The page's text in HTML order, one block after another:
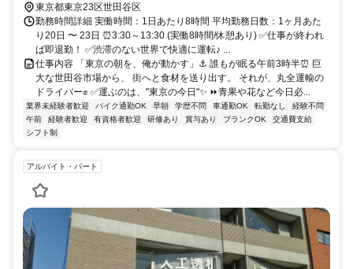
東京都東京23区世田谷区
勤務時間詳細 実働時間：1日あたり8時間 平均勤務日数：1ヶ月あた
り20日 〜 23日 ⏰3:30～13:30 (実働8時間/休憩あり) ✅仕事が終われ
ば即退勤！ ✅渋滞のない世界で快適に運転♪ ...
仕事内容 「東京の朝を、俺が動かす」⚓ 誰もが眠る午前3時半⏰ 巨
大な世田谷市場から、 街へと食材を送り出す。 それが、丸全運輸の
ドライバー✊ ✅運ぶのは、"東京の今日"✨ ⏩青果や花など今日必...
業界未経験者歓迎 バイク通勤OK 早朝 学歴不問 車通勤OK 転勤なし
経験不問
午前
経験者歓迎 有資格者歓迎 研修あり 賞与あり ブランクOK
交通費支給
シフト制
アルバイト・パート